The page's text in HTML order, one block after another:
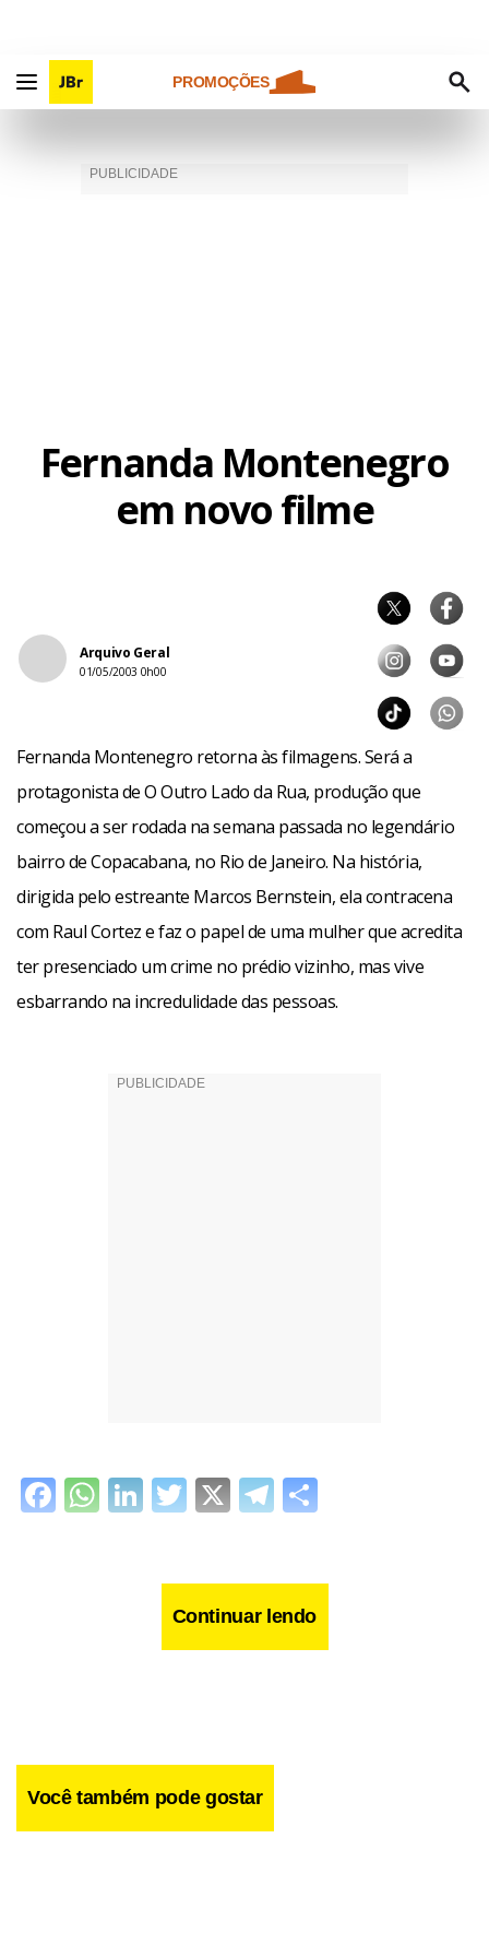
PROMOÇÕES
Fernanda Montenegro
em novo filme
Arquivo Geral
01/05/2003 0h00
Fernanda Montenegro retorna às filmagens. Será a
protagonista de O Outro Lado da Rua, produção que
começou a ser rodada na semana passada no legendário
bairro de Copacabana, no Rio de Janeiro. Na história,
dirigida pelo estreante Marcos Bernstein, ela contracena
com Raul Cortez e faz o papel de uma mulher que acredita
ter presenciado um crime no prédio vizinho, mas vive
esbarrando na incredulidade das pessoas.
Facebook
WhatsApp
LinkedIn
Twitter
X Telegram
Continuar lendo
Você também pode gostar